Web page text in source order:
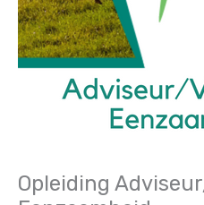
Opleiding